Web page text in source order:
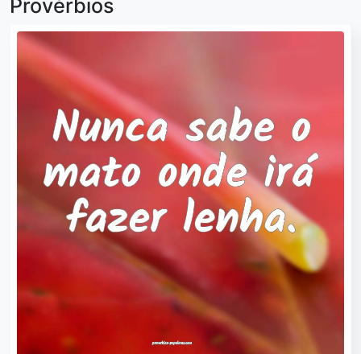
Provérbios